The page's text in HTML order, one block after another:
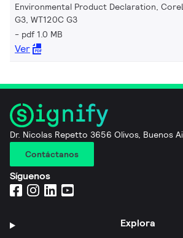
Environmental Product Declaration,
G3, WT120C G3
pdf 1.0 MB
Ver
Dr. Nicolas Repetto 3656 Olivos, Buenos
Contáctanos
Síguenos
Explora